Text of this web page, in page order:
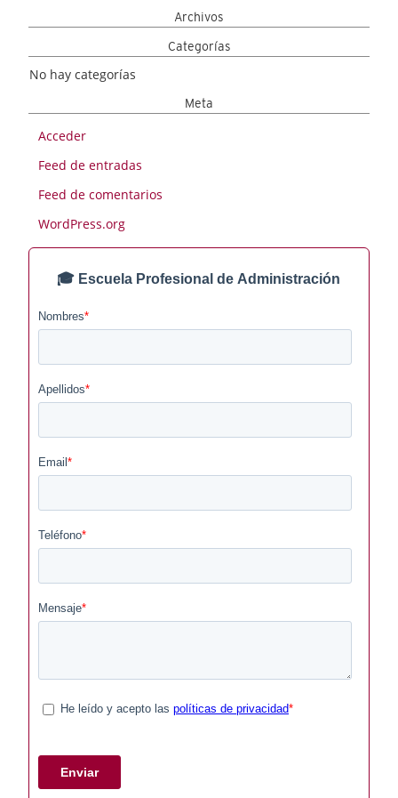
Archivos
Categorías
No hay categorías
Meta
Acceder
Feed de entradas
Feed de comentarios
WordPress.org